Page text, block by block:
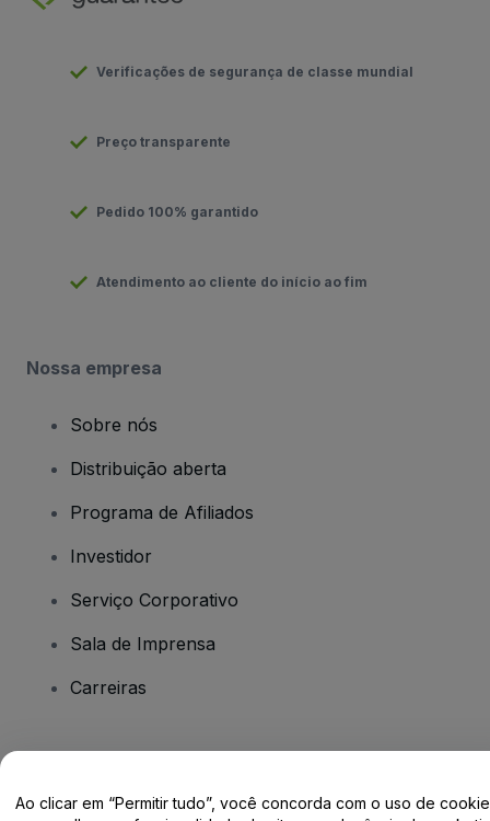
Verificações de segurança de classe mundial
Preço transparente
Pedido 100% garantido
Atendimento ao cliente do início ao fim
Nossa empresa
Sobre nós
Distribuição aberta
Programa de Afiliados
Investidor
Serviço Corporativo
Sala de Imprensa
Carreiras
Ao clicar em “Permitir tudo”, você concorda com o uso de